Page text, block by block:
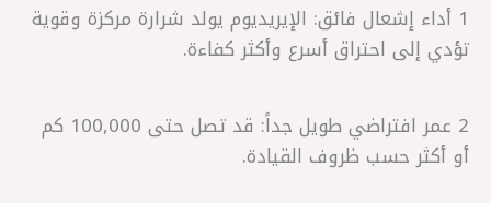
1 أداء إشعال فائق: الإيريديوم يولد شرارة مركزة وقوية
تؤدي إلى احتراق أسرع وأكثر كفاءة.
2 عمر افتراضي طويل جداً: قد تصل حتى 100,000 كم
أو أكثر حسب ظروف القيادة.